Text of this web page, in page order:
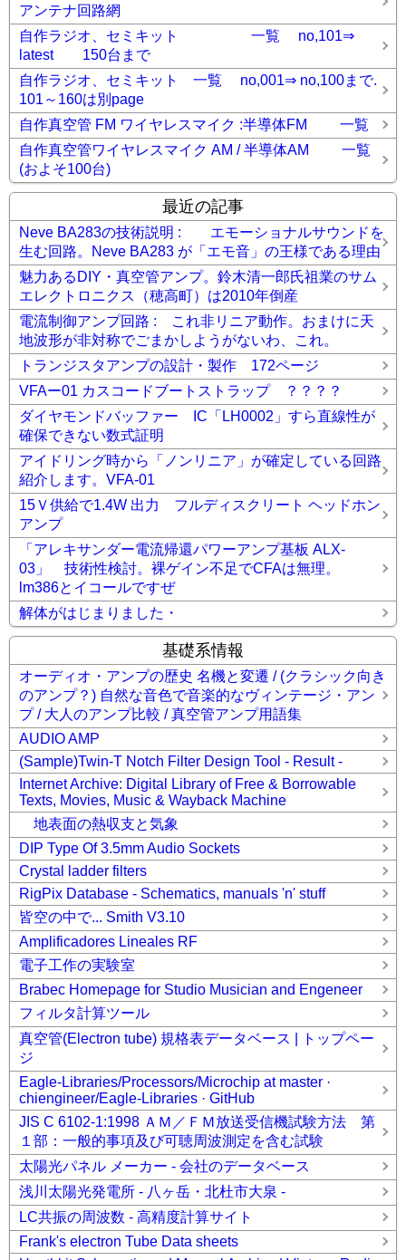
アンテナ回路網
自作ラジオ、セミキット 一覧 no,101⇒
latest 150台まで
自作ラジオ、セミキット 一覧 no,001⇒ no,100まで.
101～160は別page
自作真空管 FM ワイヤレスマイク :半導体FM 一覧
自作真空管ワイヤレスマイク AM / 半導体AM 一覧
(およそ100台)
最近の記事
Neve BA283の技術説明 : エモーショナルサウンドを
生む回路。Neve BA283 が「エモ音」の王様である理由
魅力あるDIY・真空管アンプ。鈴木清一郎氏祖業のサム
エレクトロニクス（穂高町）は2010年倒産
電流制御アンプ回路 : これ非リニア動作。おまけに天
地波形が非対称でごまかしようがないわ、これ。
トランジスタアンプの設計・製作 172ページ
VFAー01 カスコードブートストラップ ？？？？
ダイヤモンドバッファー IC「LH0002」すら直線性が
確保できない数式証明
アイドリング時から「ノンリニア」が確定している回路
紹介します。VFA-01
15Ｖ供給で1.4W 出力 フルディスクリート ヘッドホン
アンプ
「アレキサンダー電流帰還パワーアンプ基板 ALX-
03」 技術性検討。裸ゲイン不足でCFAは無理。
lm386とイコールですぜ
解体がはじまりました・
基礎系情報
オーディオ・アンプの歴史 名機と変遷 / (クラシック向き
のアンプ？) 自然な音色で音楽的なヴィンテージ・アン
プ / 大人のアンプ比較 / 真空管アンプ用語集
AUDIO AMP
(Sample)Twin-T Notch Filter Design Tool - Result -
Internet Archive: Digital Library of Free & Borrowable
Texts, Movies, Music & Wayback Machine
地表面の熱収支と気象
DIP Type Of 3.5mm Audio Sockets
Crystal ladder filters
RigPix Database - Schematics, manuals 'n' stuff
皆空の中で... Smith V3.10
Amplificadores Lineales RF
電子工作の実験室
Brabec Homepage for Studio Musician and Engeneer
フィルタ計算ツール
真空管(Electron tube) 規格表データベース | トップペー
ジ
Eagle-Libraries/Processors/Microchip at master ·
chiengineer/Eagle-Libraries · GitHub
JIS C 6102-1:1998 ＡＭ／ＦＭ放送受信機試験方法 第
１部：一般的事項及び可聴周波測定を含む試験
太陽光パネル メーカー - 会社のデータベース
浅川太陽光発電所 - 八ヶ岳・北杜市大泉 -
LC共振の周波数 - 高精度計算サイト
Frank's electron Tube Data sheets